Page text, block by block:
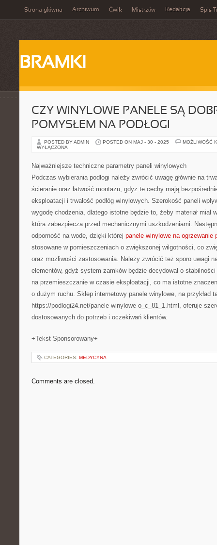
Strona główna Archiwum Ćwik Mistrzów Redakcja Spis
BRAMKI
CZY WINYLOWE PANELE SĄ
POMYSŁEM NA PODŁOGI
POSTED BY ADMIN POSTED ON MAJ - 30 - 2025
MOŻLIWOŚĆ
WYŁĄCZONA
Najważniejsze techniczne parametry paneli winylowych
Podczas wybierania podłogi należy zwrócić uwagę głównie na
ścieranie oraz łatwość montażu, gdyż te cechy mają
eksploatacji i trwałość podłóg winylowych. Szerokość paneli
wygodę chodzenia, dlatego istotne będzie to, żeby materiał miał
która zabezpiecza przed mechanicznymi uszkodzeniami.
odporność na wodę, dzięki której panele winylowe na ogrzewanie
stosowane w pomieszczeniach o zwiększonej wilgotności, co
oraz możliwości zastosowania. Należy zwrócić też sporo uwagi
elementów, gdyż system zamków będzie decydował o stabilności
na przemieszczanie w czasie eksploatacji, co ma istotne
o dużym ruchu. Sklep internetowy panele winylowe, na przykład
https://podlogi24.net/panele-winylowe-o_c_81_1.html, oferuje
dostosowanych do potrzeb i oczekiwań klientów.
+Tekst Sponsorowany+
CATEGORIES: MEDYCYNA
Comments are closed.